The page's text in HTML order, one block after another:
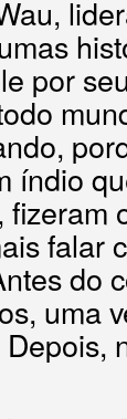
por
índio
fizeram
falar
do
uma